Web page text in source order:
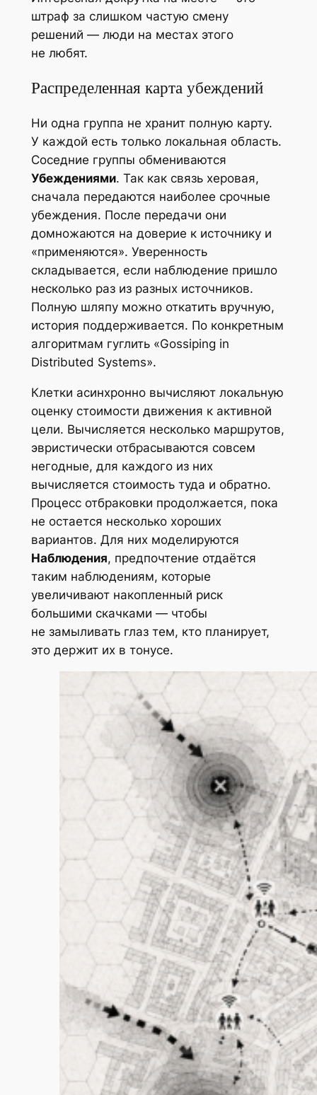
штраф за слишком частую смену
решений — люди на местах этого
не любят.
Распределенная карта убеждений
Ни одна группа не хранит полную карту.
У каждой есть только локальная область.
Соседние группы обмениваются
Убеждениями. Так как связь херовая,
сначала передаются наиболее срочные
убеждения. После передачи они
домножаются на доверие к источнику и
«применяются». Уверенность
складывается, если наблюдение пришло
несколько раз из разных источников.
Полную шляпу можно откатить вручную,
история поддерживается. По конкретным
алгоритмам гуглить «Gossiping in
Distributed Systems».
Клетки асинхронно вычисляют локальную
оценку стоимости движения к активной
цели. Вычисляется несколько маршрутов,
эвристически отбрасываются совсем
негодные, для каждого из них
вычисляется стоимость туда и обратно.
Процесс отбраковки продолжается, пока
не остается несколько хороших
вариантов. Для них моделируются
Наблюдения, предпочтение отдаётся
таким наблюдениям, которые
увеличивают накопленный риск
большими скачками — чтобы
не замыливать глаз тем, кто планирует,
это держит их в тонусе.